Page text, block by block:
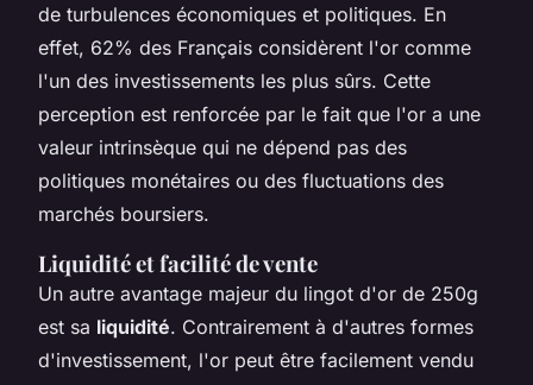
de turbulences économiques et politiques. En
effet, 62% des Français considèrent l'or comme
l'un des investissements les plus sûrs. Cette
perception est renforcée par le fait que l'or a une
valeur intrinsèque qui ne dépend pas des
politiques monétaires ou des fluctuations des
marchés boursiers.
Liquidité et facilité de vente
Un autre avantage majeur du lingot d'or de 250g
est sa liquidité. Contrairement à d'autres formes
d'investissement, l'or peut être facilement vendu